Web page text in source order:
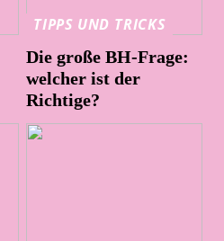
TIPPS UND TRICKS
Die große BH-Frage:
welcher ist der
Richtige?